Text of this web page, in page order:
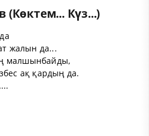
(Көктем... Күз...)
жалын да...
малшынбайды,
ақ қардың да.